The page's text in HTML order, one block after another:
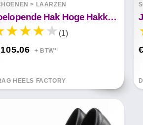
> LAARZEN
Toelopende Hak Hoge Hakken Mode Strass Pailletten Kylie
(1)
+ BTW*
HEELS FACTORY